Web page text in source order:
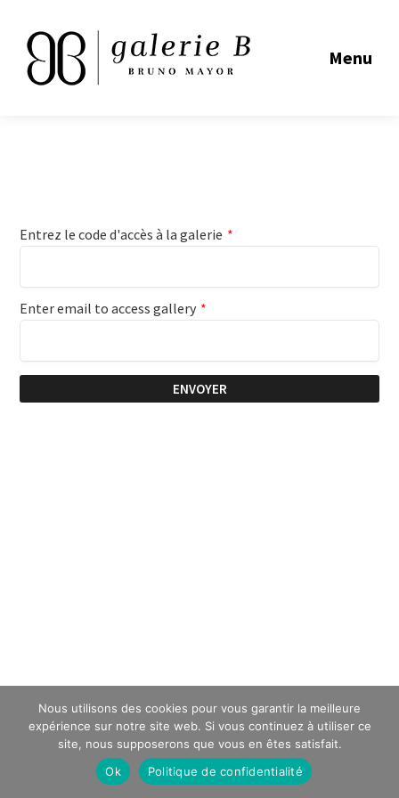
Menu
Entrez le code d'accès à la galerie *
Enter email to access gallery *
ENVOYER
Nous utilisons des cookies pour vous garantir la meilleure
expérience sur notre site web. Si vous continuez à utiliser ce
site, nous supposerons que vous en êtes satisfait.
Ok
Politique de confidentialité